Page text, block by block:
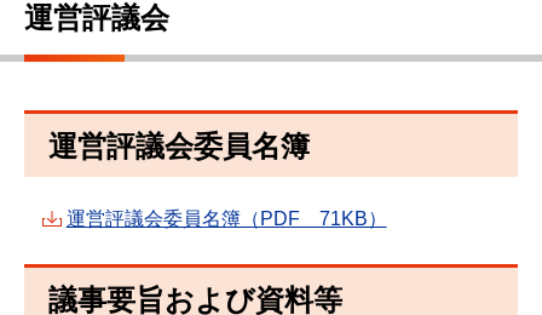
す
こ
運営評議会
運営評議会委員名簿
運営評議会委員名簿（PDF 71KB）
議事要旨および資料等